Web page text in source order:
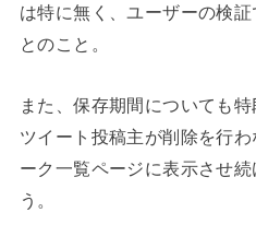
は特に無く、ユーザーの検
とのこと。
また、保存期間についても
ツイート投稿主が削除を行
ーク一覧ページに表示させ
う。